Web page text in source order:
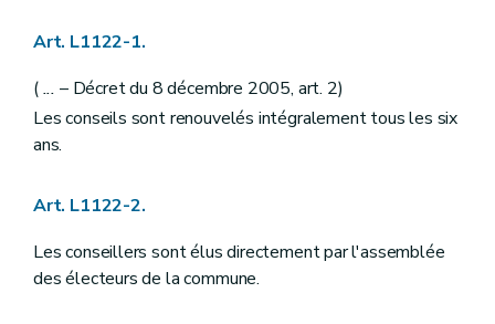
Art. L1214-1
Art. L1215-1
Art. L1215-2
Art. L1215-3
Art. L1215-7
Art. L1215-9
Art. L1215-10
Art. L1122-1.
(... – Décret du 8 décembre 2005, art. 2)
Les conseils sont renouvelés intégralement tous les six
ans.
Art. L1122-2.
Les conseillers sont élus directement par l'assemblée
des électeurs de la commune.